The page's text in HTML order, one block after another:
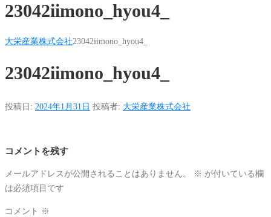
23042iimono_hyou4_
大栄産業株式会社23042iimono_hyou4_
23042iimono_hyou4_
投稿日: 2024年1月31日 投稿者: 大栄産業株式会社
コメントを残す
メールアドレスが公開されることはありません。 ※ が付いている欄
は必須項目です
コメント ※